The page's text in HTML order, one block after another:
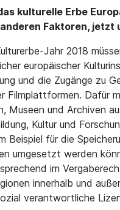
kulturelle Erbe
Faktoren, jetzt
Jahr 2018
europäischer
und die Zugänge zu
Filmplattformen. Dafür
Museen und Archiven
Kultur und
Beispiel für die
umgesetzt werden
im
innerhalb und
verantwortliche